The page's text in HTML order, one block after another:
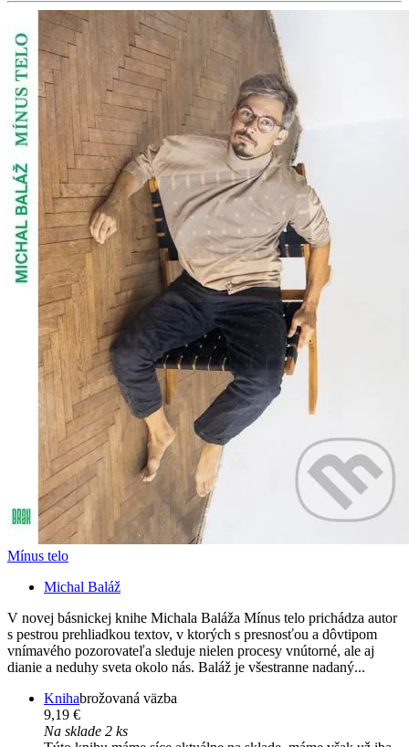
Mínus telo
Michal Baláž
V novej básnickej knihe Michala Baláža Mínus telo prichádza autor
s pestrou prehliadkou textov, v ktorých s presnosťou a dôvtipom
vnímavého pozorovateľa sleduje nielen procesy vnútorné, ale aj
dianie a neduhy sveta okolo nás. Baláž je všestranne nadaný...
Knihabrožovaná väzba
9,19 €
Na sklade 2 ks